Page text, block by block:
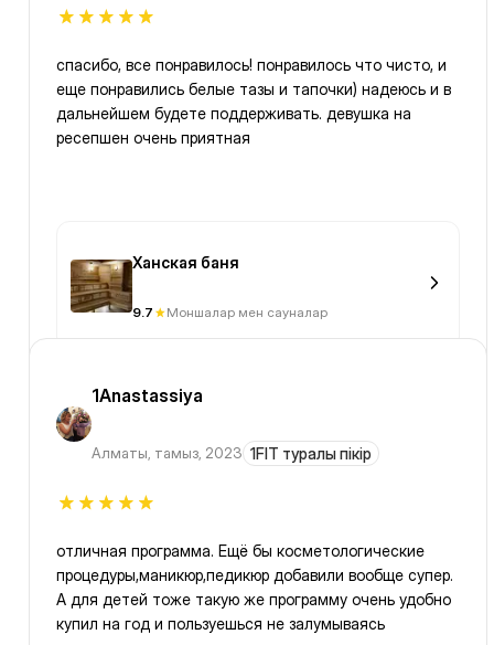
спасибо, все понравилось! понравилось что чисто, и
еще понравились белые тазы и тапочки) надеюсь и в
дальнейшем будете поддерживать. девушка на
ресепшен очень приятная
Ханская баня
9.7 Моншалар мен сауналар
1Anastassiya
Алматы, тамыз, 2023 1FIT туралы пікір
отличная программа. Ещё бы косметологические
процедуры,маникюр,педикюр добавили вообще супер.
А для детей тоже такую же программу очень удобно
купил на год и пользуешься не залумываясь